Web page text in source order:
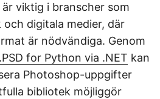
viktig i branscher som
digitala medier, där
är nödvändiga. Genom
for Python via .NET kan
Photoshop-uppgifter
bibliotek möjliggör